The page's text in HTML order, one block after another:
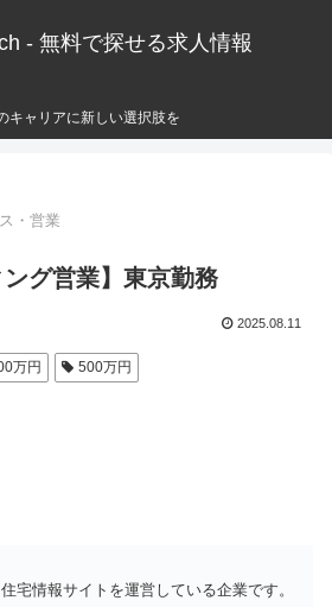
- 無料で探せる求人情報
キャリアに新しい選択肢を
・営業
ング営業】東京勤務
2025.08.11
万円 500万円
宅情報サイトを運営している企業です。